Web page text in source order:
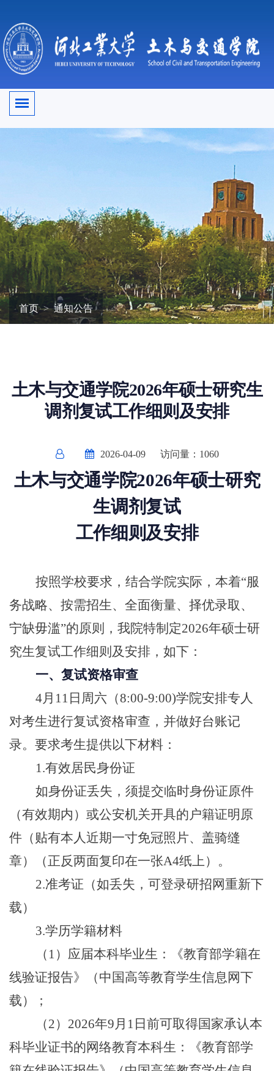
首页 通知公告
土木与交通学院2026年硕士研究生
调剂复试工作细则及安排
2026-04-09 访问量： 1060
土木与交通学院2026年硕士研究
生调剂复试
工作细则及安排
按照学校要求，结合学院实际，本着“服
务战略、按需招生、全面衡量、择优录取、
宁缺毋滥”的原则，我院特制定2026年硕士研
究生复试工作细则及安排，如下：
一、复试资格审查
4月11日周六（8:00-9:00)学院安排专人
对考生进行复试资格审查，并做好台账记
录。要求考生提供以下材料：
1.有效居民身份证
如身份证丢失，须提交临时身份证原件
（有效期内）或公安机关开具的户籍证明原
件（贴有本人近期一寸免冠照片、盖骑缝
章）（正反两面复印在一张A4纸上）。
2.准考证（如丢失，可登录研招网重新下
载）
3.学历学籍材料
（1）应届本科毕业生：《教育部学籍在
线验证报告》（中国高等教育学生信息网下
载）；
（2）2026年9月1日前可取得国家承认本
科毕业证书的网络教育本科生：《教育部学